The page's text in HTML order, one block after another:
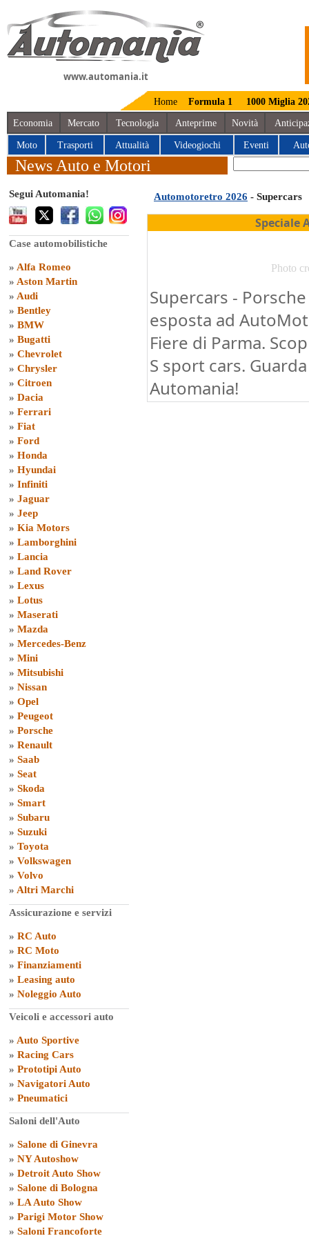
www.automania.it
Home Formula 1 1000 Miglia
Economia Mercato Tecnologia Anteprime Novità
Moto Trasporti Attualità Videogiochi Eventi
News Auto e Motori
Segui Automania!
Case automobilistiche
» Alfa Romeo
» Aston Martin
» Audi
» Bentley
» BMW
» Bugatti
» Chevrolet
» Chrysler
» Citroen
» Dacia
» Ferrari
» Fiat
» Ford
» Honda
» Hyundai
» Infiniti
» Jaguar
» Jeep
» Kia Motors
» Lamborghini
» Lancia
» Land Rover
» Lexus
» Lotus
» Maserati
» Mazda
» Mercedes-Benz
» Mini
» Mitsubishi
» Nissan
» Opel
» Peugeot
» Porsche
» Renault
» Saab
» Seat
» Skoda
» Smart
» Subaru
» Suzuki
» Toyota
» Volkswagen
» Volvo
» Altri Marchi
Assicurazione e servizi
» RC Auto
» RC Moto
» Finanziamenti
» Leasing auto
» Noleggio Auto
Veicoli e accessori auto
» Auto Sportive
» Racing Cars
» Prototipi Auto
» Navigatori Auto
» Pneumatici
Saloni dell'Auto
» Salone di Ginevra
» NY Autoshow
» Detroit Auto Show
» Salone di Bologna
» LA Auto Show
» Parigi Motor Show
» Saloni Francoforte
Automotoretro 2026 - Supercars
Speciale
Photo
Supercars -
esposta ad
Fiere di Parma.
S sport cars.
Automania!